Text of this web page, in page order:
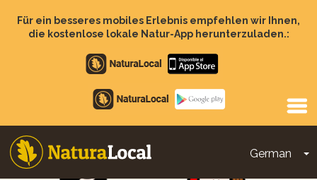
zumFür ein besseres mobiles Erlebnis empfehlen wir Ihnen,
die kostenlose lokale Natur-App herunterzuladen.:
Apple
store
Google
Play
German